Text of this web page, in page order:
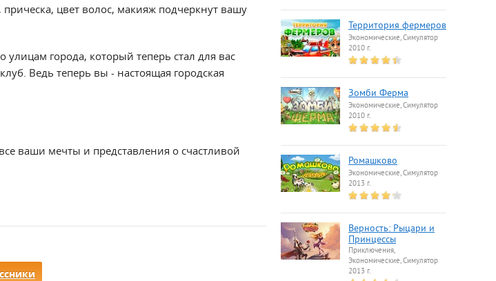
цвет волос, макияж подчеркнут вашу
города, который теперь стал для вас
Ведь теперь вы - настоящая городская
ваши мечты и представления о счастливой
Территория фермеров
Экономические, Симулятор
2010 г.
Зомби Ферма
Экономические, Симулятор
2010 г.
Ромашково
Экономические, Симулятор
2013 г.
Верность: Рыцари и
Принцессы
Приключения,
Экономические, Симулятор
2013 г.